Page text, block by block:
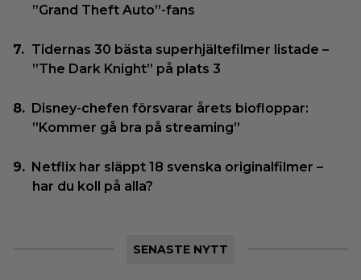
”Grand Theft Auto”-fans
Tidernas 30 bästa superhjältefilmer listade –
”The Dark Knight” på plats 3
Disney-chefen försvarar årets biofloppar:
”Kommer gå bra på streaming”
Netflix har släppt 18 svenska originalfilmer –
har du koll på alla?
SENASTE NYTT